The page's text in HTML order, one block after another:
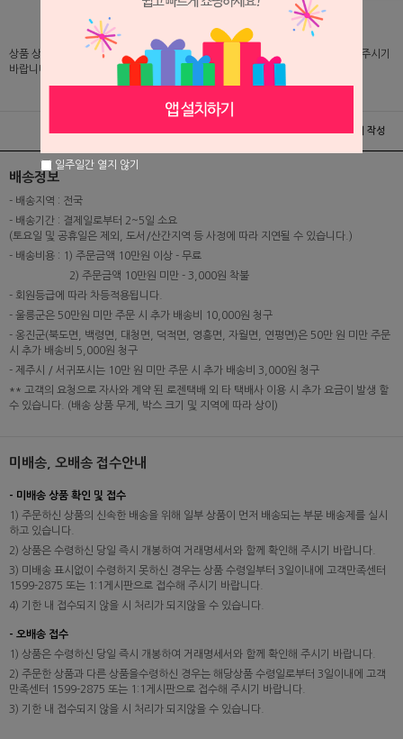
상품 상세 설명 및 실제 구매 가격은 로그인 후 확인 가능하오니 반드시 로그인해 주시기
바랍니다.
상품후기 및 평가서 작성
배송정보
- 배송지역 : 전국
- 배송기간 : 결제일로부터 2~5일 소요
(토요일 및 공휴일은 제외, 도서/산간지역 등 사정에 따라 지연될 수 있습니다.)
- 배송비용 : 1) 주문금액 10만원 이상 - 무료
2) 주문금액 10만원 미만 - 3,000원 착불
- 회원등급에 따라 차등적용됩니다.
- 울릉군은 50만원 미만 주문 시 추가 배송비 10,000원 청구
- 옹진군(북도면, 백령면, 대청면, 덕적면, 영흥면, 자월면, 연평면)은 50만 원 미만 주문
시 추가 배송비 5,000원 청구
- 제주시 / 서귀포시는 10만 원 미만 주문 시 추가 배송비 3,000원 청구
** 고객의 요청으로 자사와 계약 된 로젠택배 외 타 택배사 이용 시 추가 요금이 발생 할
수 있습니다. (배송 상품 무게, 박스 크기 및 지역에 따라 상이)
미배송, 오배송 접수안내
- 미배송 상품 확인 및 접수
1) 주문하신 상품의 신속한 배송을 위해 일부 상품이 먼저 배송되는 부분 배송제를 실시
하고 있습니다.
2) 상품은 수령하신 당일 즉시 개봉하여 거래명세서와 함께 확인해 주시기 바랍니다.
3) 미배송 표시없이 수령하지 못하신 경우는 상품 수령일부터 3일이내에 고객만족센터
1599-2875 또는 1:1게시판으로 접수해 주시기 바랍니다.
4) 기한 내 접수되지 않을 시 처리가 되지않을 수 있습니다.
- 오배송 접수
1) 상품은 수령하신 당일 즉시 개봉하여 거래명세서와 함께 확인해 주시기 바랍니다.
2) 주문한 상품과 다른 상품을수령하신 경우는 해당상품 수령일로부터 3일이내에 고객
만족센터 1599-2875 또는 1:1게시판으로 접수해 주시기 바랍니다.
3) 기한 내 접수되지 않을 시 처리가 되지않을 수 있습니다.
일주일간 열지 않기